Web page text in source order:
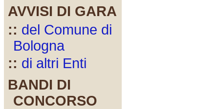
AVVISI DI GARA
:: del Comune di
Bologna
:: di altri Enti
BANDI DI
CONCORSO